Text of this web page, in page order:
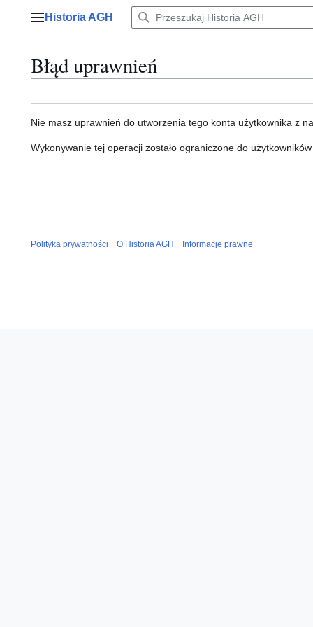
Menu główne
Historia AGH
Błąd uprawnień
Nie masz uprawnień do utworzenia tego konta użytkownika z
Wykonywanie tej operacji zostało ograniczone do
Polityka prywatności O Historia AGH Informacje prawne